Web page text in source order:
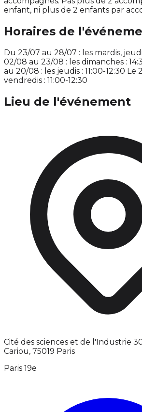
enfant, ni plus de 2 enfants par
Horaires de
Du 23/07 au 28/07 : les mardis,
02/08 au 23/08 : les dimanches :
au 20/08 : les jeudis : 11:00-12:30 Le
vendredis : 11:00-12:30
Lieu de l'événement
Cité des sciences et de l'Industrie
Cariou, 75019 Paris
Paris 19e